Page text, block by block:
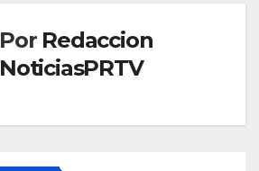
Por Redaccion
NoticiasPRTV